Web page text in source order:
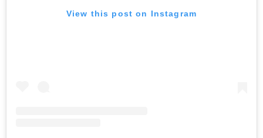
View this post on Instagram